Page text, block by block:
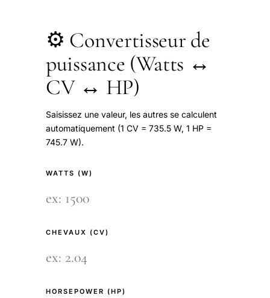
⚙️ Convertisseur de
puissance (Watts ↔
CV ↔ HP)
Saisissez une valeur, les autres se calculent
automatiquement (1 CV = 735.5 W, 1 HP =
745.7 W).
WATTS (W)
CHEVAUX (CV)
HORSEPOWER (HP)